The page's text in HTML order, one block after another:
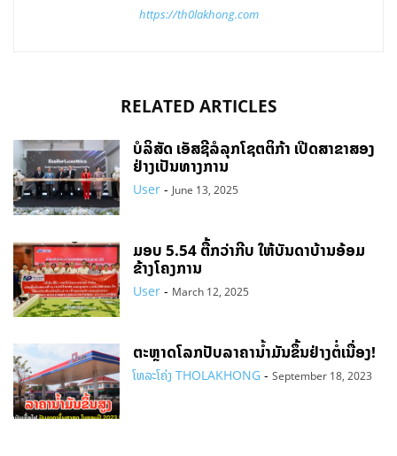
https://th0lakhong.com
RELATED ARTICLES
ບໍລິສັດ ເອັສຊີລໍລຸກໂຊຕຕິກ້າ ເປີດສາຂາສອງ
ຢ່າງເປັນທາງການ
User - June 13, 2025
ມອບ 5.54 ຕື້ກວ່າກີບ ໃຫ້ບັນດາບ້ານອ້ອມ
ຂ້າງໂຄງການ
User - March 12, 2025
ຕະຫຼາດໂລກປັບລາຄານ້ຳມັນຂຶ້ນຢ່າງຕໍ່ເນື່ອງ!
ໂທລະໂຄ່ງ THOLAKHONG - September 18, 2023